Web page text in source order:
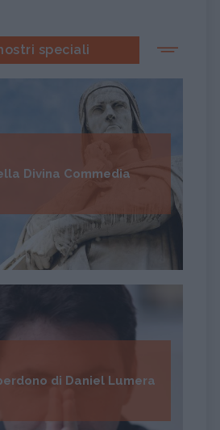
speciali
Divina Commedia
di Daniel Lumera